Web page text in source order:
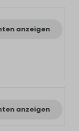
anzeigen
anzeigen